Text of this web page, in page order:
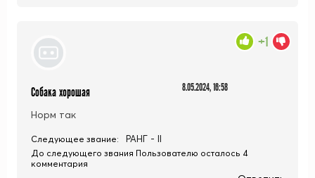
Собака хорошая 8.05.2024, 16:58
Норм так
+1
Следующее звание: РАНГ - II
До следующего звания Пользователю осталось 4
комментария